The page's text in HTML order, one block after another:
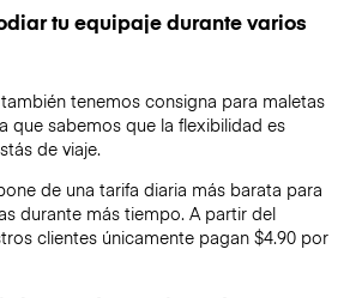
tu equipaje durante varios
tenemos consigna para maletas
que sabemos que la flexibilidad es
de viaje.
de una tarifa diaria más barata para
durante más tiempo. A partir del
clientes únicamente pagan $4.90 por